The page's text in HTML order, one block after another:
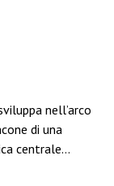
nell’arco
di una
centrale…